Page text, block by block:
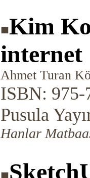
■Kim
internet
Ahmet Turan
ISBN: 975-
Pusula
Hanlar